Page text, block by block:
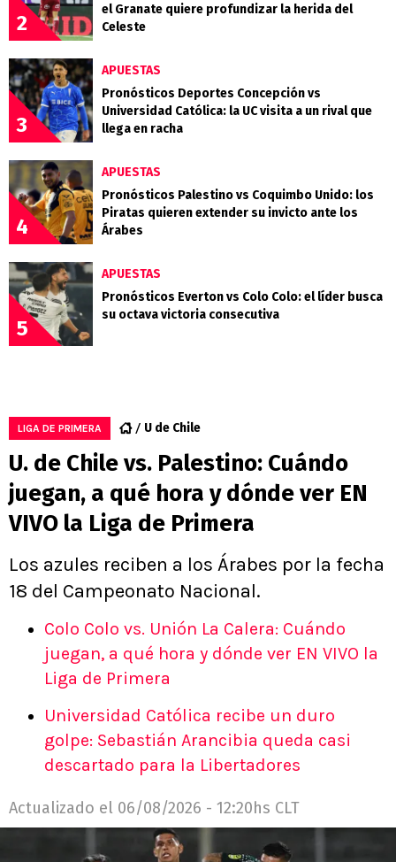
2
el Granate quiere profundizar la herida del
Celeste
3
APUESTAS
Pronósticos Deportes Concepción vs
Universidad Católica: la UC visita a un rival que
llega en racha
4
APUESTAS
Pronósticos Palestino vs Coquimbo Unido: los
Piratas quieren extender su invicto ante los
Árabes
5
APUESTAS
Pronósticos Everton vs Colo Colo: el líder busca
su octava victoria consecutiva
LIGA DE PRIMERA U de Chile
U. de Chile vs. Palestino: Cuándo
juegan, a qué hora y dónde ver EN
VIVO la Liga de Primera
Los azules reciben a los Árabes por la fecha
18 del Campeonato Nacional.
Colo Colo vs. Unión La Calera: Cuándo
juegan, a qué hora y dónde ver EN VIVO la
Liga de Primera
Universidad Católica recibe un duro
golpe: Sebastián Arancibia queda casi
descartado para la Libertadores
Actualizado el 06/08/2026 - 12:20hs CLT